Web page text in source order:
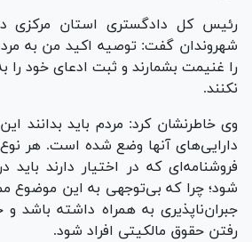
رئیس کل دادگستری استان مرکزی
شهروندان گفت: توصیه اکید من به
را غنیمت بشمارند و ثبت ادعای خود را
نکنند.
وی خاطرنشان کرد: مردم باید بدانند
دارایی‌های آنها وضع شده است. هر نوع
فروشنامه‌ای که در اختیار دارند باید
شود؛ چرا که بی‌توجهی به این
جبران‌ناپذیری به همراه داشته باشد
رفتن حقوق مالکیتی افراد شود.